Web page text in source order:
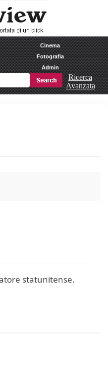
Cinema
Fotografia
Admin
Ricerca
Avanzata
statunitense.